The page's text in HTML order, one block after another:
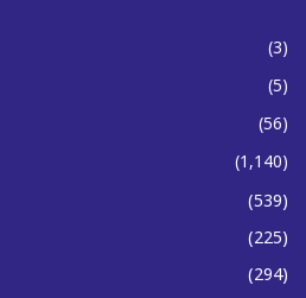
(3)
(5)
(56)
(1,140)
(539)
(225)
(294)